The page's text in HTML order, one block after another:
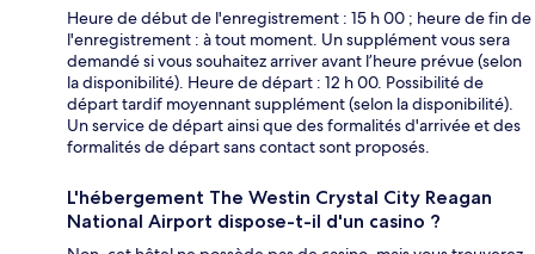
Heure de début de l'enregistrement : 15 h 00 ; heure de fin de
l'enregistrement : à tout moment. Un supplément vous sera
demandé si vous souhaitez arriver avant l’heure prévue (selon
la disponibilité). Heure de départ : 12 h 00. Possibilité de
départ tardif moyennant supplément (selon la disponibilité).
Un service de départ ainsi que des formalités d'arrivée et des
formalités de départ sans contact sont proposés.
L'hébergement The Westin Crystal City Reagan
National Airport dispose-t-il d'un casino ?